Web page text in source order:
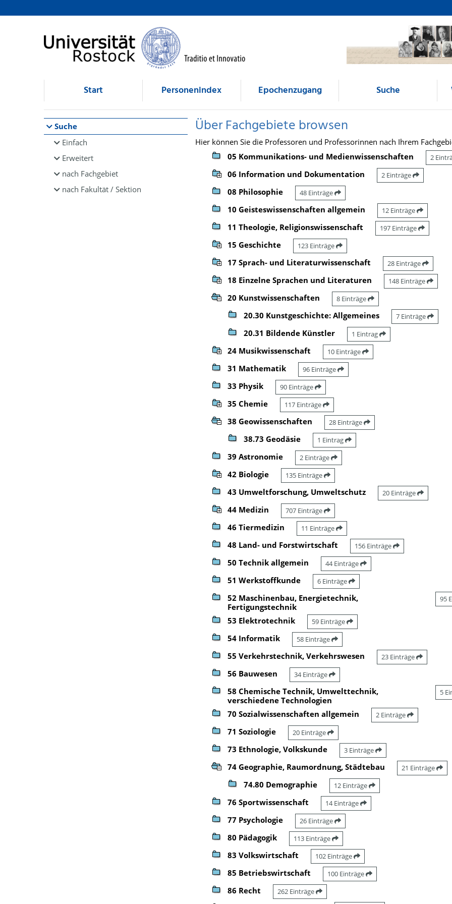
Browsen
direkt zum Inhalt
Start Personenindex Epochenzugang Suche
Suche
Einfach
Erweitert
nach Fachgebiet
nach Fakultät / Sektion
Über Fachgebiete browsen
Hier können Sie die Professoren und Professorinnen nach Ihrem
05 Kommunikations- und Medienwissenschaften
2
06 Information und Dokumentation 2 Einträge
08 Philosophie 48 Einträge
10 Geisteswissenschaften allgemein 12 Einträge
11 Theologie, Religionswissenschaft 197 Einträge
15 Geschichte 123 Einträge
17 Sprach- und Literaturwissenschaft 28 Einträge
18 Einzelne Sprachen und Literaturen 148 Einträge
20 Kunstwissenschaften 8 Einträge
20.30 Kunstgeschichte: Allgemeines 7 Einträge
20.31 Bildende Künstler 1 Eintrag
24 Musikwissenschaft 10 Einträge
31 Mathematik 96 Einträge
33 Physik 90 Einträge
35 Chemie 117 Einträge
38 Geowissenschaften 28 Einträge
38.73 Geodäsie 1 Eintrag
39 Astronomie 2 Einträge
42 Biologie 135 Einträge
43 Umweltforschung, Umweltschutz 20 Einträge
44 Medizin 707 Einträge
46 Tiermedizin 11 Einträge
48 Land- und Forstwirtschaft 156 Einträge
50 Technik allgemein 44 Einträge
51 Werkstoffkunde 6 Einträge
52 Maschinenbau, Energietechnik,
Fertigungstechnik
95
53 Elektrotechnik 59 Einträge
54 Informatik 58 Einträge
55 Verkehrstechnik, Verkehrswesen 23 Einträge
56 Bauwesen 34 Einträge
58 Chemische Technik, Umwelttechnik,
verschiedene Technologien
5
70 Sozialwissenschaften allgemein 2 Einträge
71 Soziologie 20 Einträge
73 Ethnologie, Volkskunde 3 Einträge
74 Geographie, Raumordnung, Städtebau 21 Einträge
74.80 Demographie 12 Einträge
76 Sportwissenschaft 14 Einträge
77 Psychologie 26 Einträge
80 Pädagogik 113 Einträge
83 Volkswirtschaft 102 Einträge
85 Betriebswirtschaft 100 Einträge
86 Recht 262 Einträge